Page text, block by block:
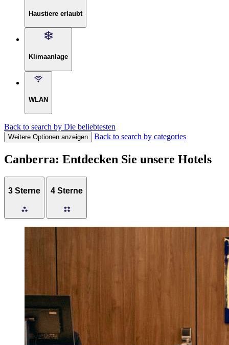
Haustiere erlaubt
Klimaanlage
WLAN
Back to search by Die beliebtesten
Weitere Optionen anzeigen Back to search by categories
Canberra: Entdecken Sie unsere Hotels
3 Sterne 4 Sterne